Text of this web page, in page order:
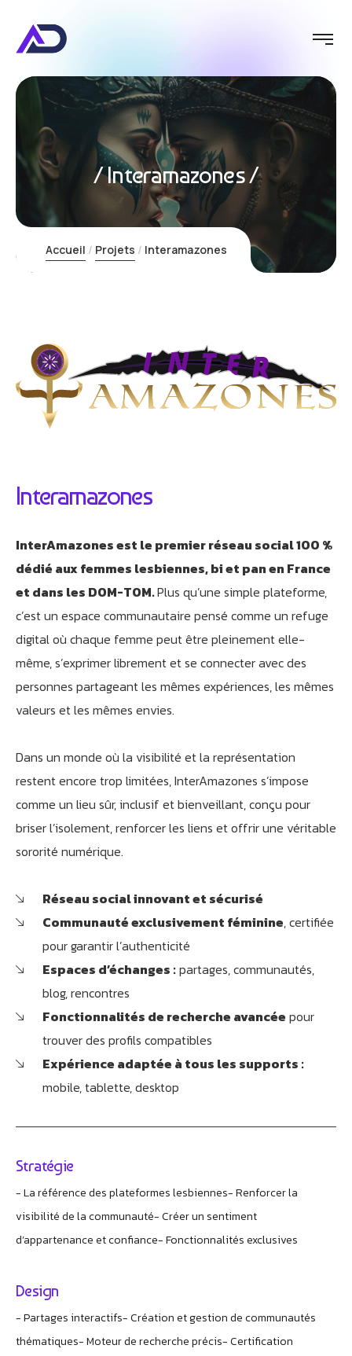
Interamazones
Accueil Projets Interamazones
Interamazones
InterAmazones est le premier réseau social 100 %
dédié aux femmes lesbiennes, bi et pan en France
et dans les DOM-TOM.Plus qu’une simple plateforme,
c’est un espace communautaire pensé comme un refuge
digital où chaque femme peut être pleinement elle-
même, s’exprimer librement et se connecter avec des
personnes partageant les mêmes expériences, les mêmes
valeurs et les mêmes envies.
Dans un monde où la visibilité et la représentation
restent encore trop limitées, InterAmazones s’impose
comme un lieu sûr, inclusif et bienveillant, conçu pour
briser l’isolement, renforcer les liens et offrir une véritable
sororité numérique.
Réseau social innovant et sécurisé
Communauté exclusivement féminine, certifiée
pour garantir l’authenticité
Espaces d’échanges :partages, communautés,
blog, rencontres
Fonctionnalités de recherche avancée pour
trouver des profils compatibles
Expérience adaptée à tous les supports :
mobile, tablette, desktop
Stratégie
- La référence des plateformes lesbiennes- Renforcer la
visibilité de la communauté- Créer un sentiment
d’appartenance et confiance- Fonctionnalités exclusives
Design
- Partages interactifs- Création et gestion de communautés
thématiques- Moteur de recherche précis- Certification
Athobot Assistant IA
Bienvenue chez Athorus Digital
Je vous oriente vers la meilleure solution pour votre
projet.
Dites-moi votre objectif ou choisissez un raccourci ci-
dessous :